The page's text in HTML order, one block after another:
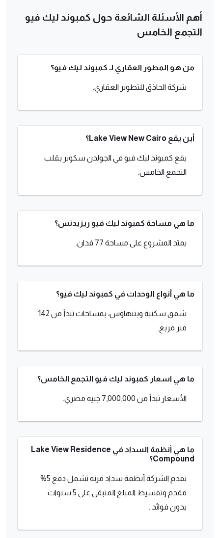
أهم الأسئلة الشائعة حول كمبوند ليك فيو
التجمع الخامس
من هو المطور العقاري لـ كمبوند ليك فيو؟
شركة الحاذق للتطوير العقاري.
أين يقع Lake View New Cairo؟
يقع كمبوند ليك فيو في الجولدن سكوير بقلب
التجمع الخامس.
ما هي مساحة كمبوند ليك فيو ريزيدنس؟
يمتد المشروع على مساحة 77 فدان.
ما هي أنواع الوحدات في كمبوند ليك فيو؟
شقق سكنية وبنتهاوس، بمساحات تبدأ من 142
متر مربع.
ما هي اسعار كمبوند ليك فيو التجمع الخامس؟
الأسعار تبدأ من 7,000,000 جنيه مصري.
ما هي أنظمة السداد في Lake View Residence
Compound؟
تقدم الشركة أنظمة سداد مرنة تشمل دفع 5%
مقدم وتقسيط المبلغ المتبقي على 5 سنوات
بدون فوائد .